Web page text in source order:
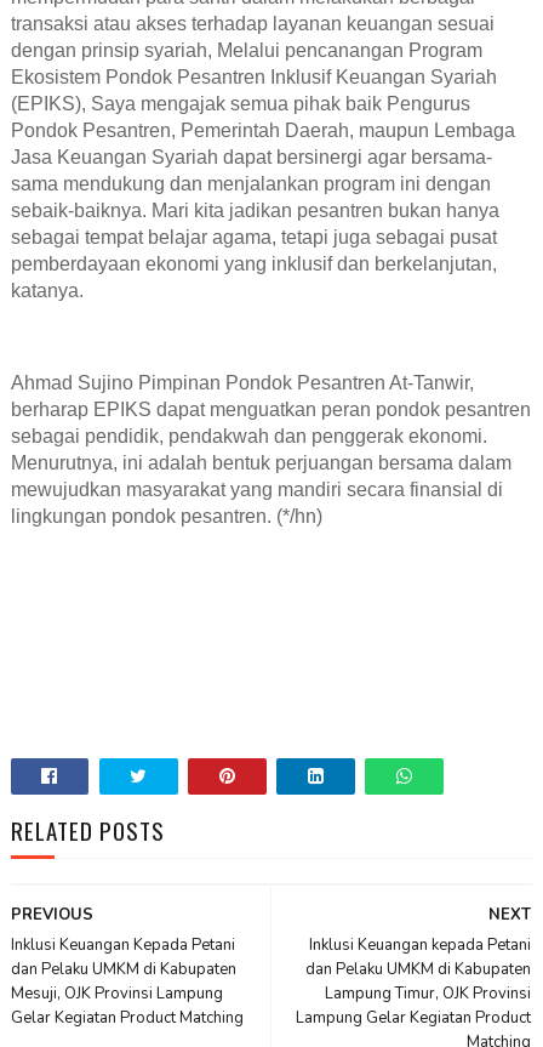
transaksi atau akses terhadap layanan keuangan sesuai
dengan prinsip syariah, Melalui pencanangan Program
Ekosistem Pondok Pesantren Inklusif Keuangan Syariah
(EPIKS), Saya mengajak semua pihak baik Pengurus
Pondok Pesantren, Pemerintah Daerah, maupun Lembaga
Jasa Keuangan Syariah dapat bersinergi agar bersama-
sama mendukung dan menjalankan program ini dengan
sebaik-baiknya. Mari kita jadikan pesantren bukan hanya
sebagai tempat belajar agama, tetapi juga sebagai pusat
pemberdayaan ekonomi yang inklusif dan berkelanjutan,
katanya.
Ahmad Sujino Pimpinan Pondok Pesantren At-Tanwir,
berharap EPIKS dapat menguatkan peran pondok pesantren
sebagai pendidik, pendakwah dan penggerak ekonomi.
Menurutnya, ini adalah bentuk perjuangan bersama dalam
mewujudkan masyarakat yang mandiri secara finansial di
lingkungan pondok pesantren. (*/hn)
RELATED POSTS
NEXT
Inklusi Keuangan kepada Petani
dan Pelaku UMKM di Kabupaten
Lampung Timur, OJK Provinsi
Lampung Gelar Kegiatan Product
Matching
PREVIOUS
Inklusi Keuangan Kepada Petani
dan Pelaku UMKM di Kabupaten
Mesuji, OJK Provinsi Lampung
Gelar Kegiatan Product Matching